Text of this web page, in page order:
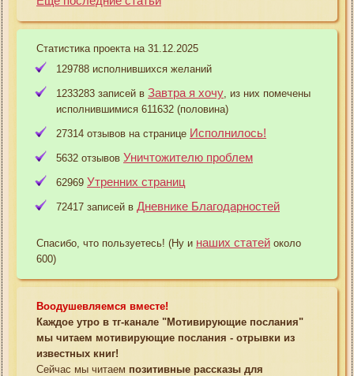
Статистика проекта на 31.12.2025
129788 исполнившихся желаний
1233283 записей в Завтра я хочу , из них помечены
исполнившимися 611632 (половина)
27314 отзывов на странице Исполнилось!
5632 отзывов Уничтожителю проблем
62969 Утренних страниц
72417 записей в Дневнике Благодарностей
Спасибо, что пользуетесь! (Ну и наших статей около
600)
Воодушевляемся вместе!
Каждое утро в тг-канале "Мотивирующие послания"
мы читаем мотивирующие послания - отрывки из
известных книг!
Сейчас мы читаем позитивные рассказы для